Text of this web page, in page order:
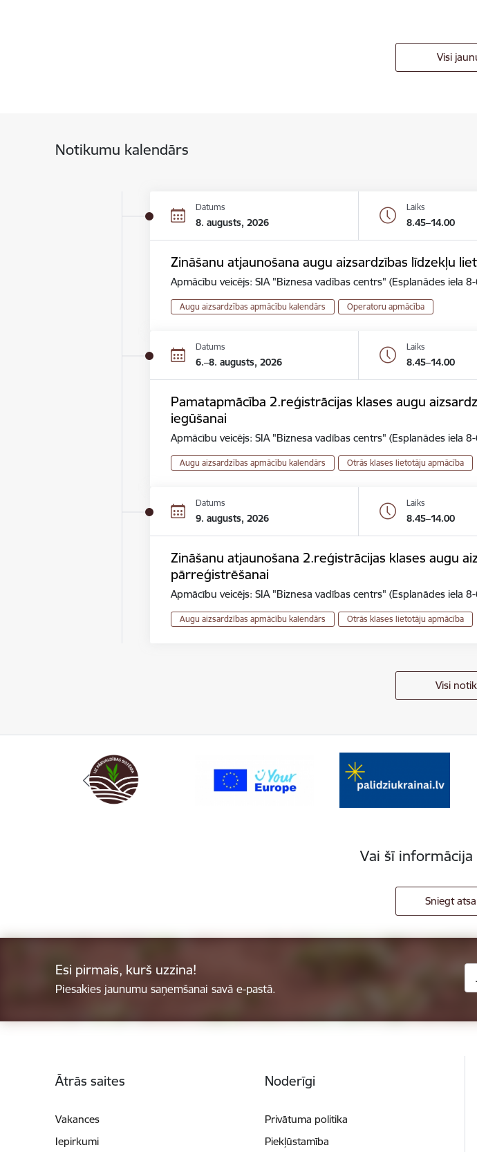
Visi
Notikumu kalendārs
Datums
8. augusts, 2026
Laiks
8.45–14.00
Zināšanu atjaunošana augu aizsardzības līdzekļu
Apmācību veicējs: SIA "Biznesa vadības centrs" (Esplanādes iela
Augu aizsardzības apmācību kalendārs Operatoru apmācība
Datums
6.–8. augusts, 2026
Laiks
8.45–14.00
Pamatapmācība 2.reģistrācijas klases augu
iegūšanai
Apmācību veicējs: SIA "Biznesa vadības centrs" (Esplanādes iela
Augu aizsardzības apmācību kalendārs Otrās klases lietotāju apmācība
Datums
9. augusts, 2026
Laiks
8.45–14.00
Zināšanu atjaunošana 2.reģistrācijas klases augu
pārreģistrēšanai
Apmācību veicējs: SIA "Biznesa vadības centrs" (Esplanādes iela
Augu aizsardzības apmācību kalendārs Otrās klases lietotāju apmācība
Visi
Vai šī
Sniegt
Esi pirmais, kurš uzzina!
Piesakies jaunumu saņemšanai savā e-pastā.
Ātrās saites
Vakances
Iepirkumi
Noderīgi
Privātuma politika
Piekļūstamība